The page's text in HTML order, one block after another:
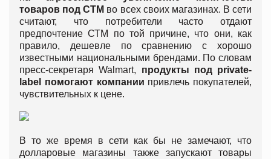
товаров под СТМ во всех своих магазинах. В сети
считают, что потребители часто отдают
предпочтение СТМ по той причине, что они, как
правило, дешевле по сравнению с хорошо
известными национальными брендами. По словам
пресс-секретаря Walmart, продукты под private-
label помогают компании привлечь покупателей,
чувствительных к цене.
В то же время в сети как бы не замечают, что
долларовые магазины также запускают товары